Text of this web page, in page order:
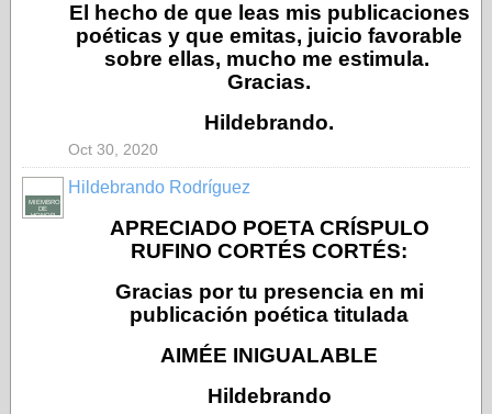
El hecho de que leas mis publicaciones
poéticas y que emitas, juicio favorable
sobre ellas, mucho me estimula.
Gracias.
Hildebrando.
Oct 30, 2020
MIEMBRO
DE
HONOR
Hildebrando Rodríguez
APRECIADO POETA CRÍSPULO
RUFINO CORTÉS CORTÉS:
Gracias por tu presencia en mi
publicación poética titulada
AIMÉE INIGUALABLE
Hildebrando